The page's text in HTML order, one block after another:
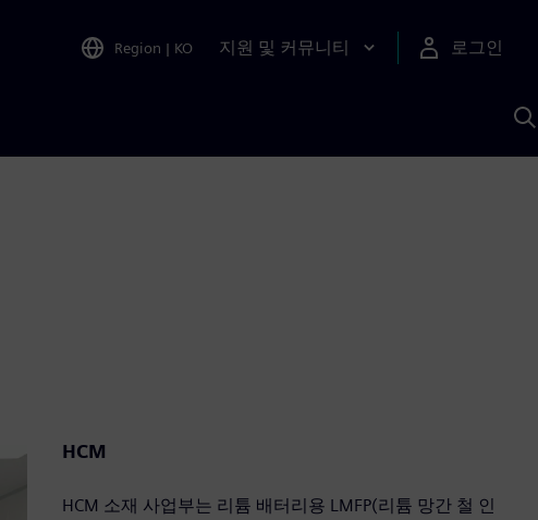
Region | KO 지원 및 커뮤니티 로그인
HCM
HCM 소재 사업부는 리튬 배터리용 LMFP(리튬 망간 철 인